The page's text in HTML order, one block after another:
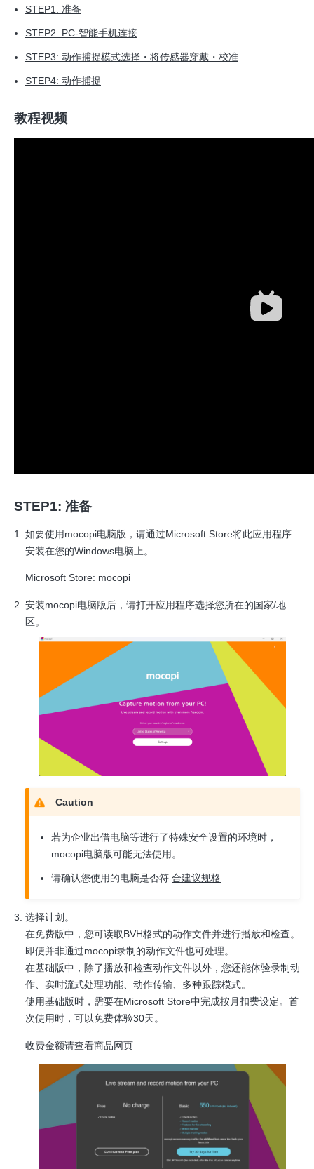
STEP1: 准备
STEP2: PC-智能手机连接
STEP3: 动作捕捉模式选择・将传感器穿戴・校准
STEP4: 动作捕捉
教程视频
STEP1: 准备
如要使用mocopi电脑版，请通过Microsoft Store将此应用程序
安装在您的Windows电脑上。
Microsoft Store: mocopi
安装mocopi电脑版后，请打开应用程序选择您所在的国家/地
区。
Caution
若为企业出借电脑等进行了特殊安全设置的环境时，
mocopi电脑版可能无法使用。
请确认您使用的电脑是否符 合建议规格
选择计划。
在免费版中，您可读取BVH格式的动作文件并进行播放和检查。
即便并非通过mocopi录制的动作文件也可处理。
在基础版中，除了播放和检查动作文件以外，您还能体验录制动
作、实时流式处理功能、动作传输、多种跟踪模式。
使用基础版时，需要在Microsoft Store中完成按月扣费设定。首
次使用时，可以免费体验30天。
收费金额请查看商品网页